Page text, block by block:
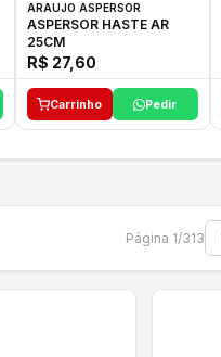
ARAUJO ASPERSOR
ASPERSOR HASTE AR
25CM
R$ 27,60
Carrinho Pedir
Página 1/313